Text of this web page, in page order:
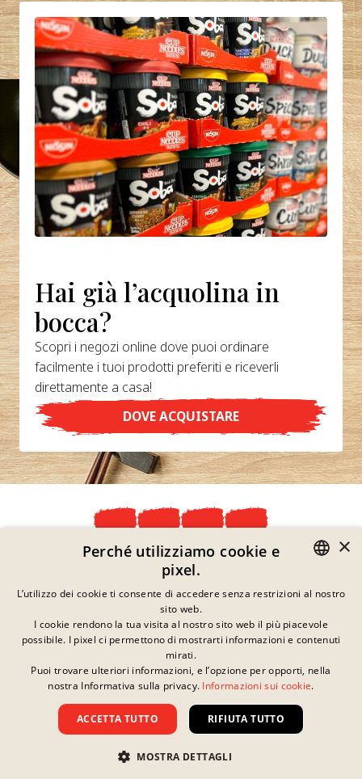
Hai già l’acquolina in
bocca?
Scopri i negozi online dove puoi ordinare
facilmente i tuoi prodotti preferiti e riceverli
direttamente a casa!
DOVE ACQUISTARE
Dichiarazione Sulla Privacy
Informazioni Legali
Note Legali
Contatto
Cookie
Domande Frequenti
Scaricati
Whistleblowing
Riciclo
Al momento non sono
presenti concorsi attivi.
Termini E Condizioni
GERMAN
FRENCH
DANISH
HUNGARIAN
×
Perché utilizziamo cookie e
pixel.
L’utilizzo dei cookie ti consente di accedere senza restrizioni al nostro
sito web.
I cookie rendono la tua visita al nostro sito web il più piacevole
possibile. I pixel ci permettono di mostrarti informazioni e contenuti
mirati.
Puoi trovare ulteriori informazioni, e l’opzione per opporti, nella
nostra Informativa sulla privacy. Informazioni sui cookie.
ACCETTA TUTTO RIFIUTA TUTTO
MOSTRA DETTAGLI